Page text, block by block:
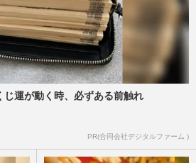
じ運が動く時、必ずある前触れ
PR(合同会社デジタルファーム )